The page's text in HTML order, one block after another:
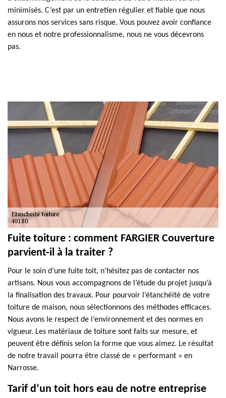
minimisés. C’est par un entretien régulier et fiable que nous
assurons nos services sans risque. Vous pouvez avoir confiance
en nous et notre professionnalisme, nous ne vous décevrons
pas.
Fuite toiture : comment FARGIER Couverture
parvient-il à la traiter ?
Pour le soin d’une fuite toit, n’hésitez pas de contacter nos
artisans. Nous vous accompagnons de l’étude du projet jusqu’à
la finalisation des travaux. Pour pourvoir l’étanchéité de votre
toiture de maison, nous sélectionnons des méthodes efficaces.
Nous avons le respect de l’environnement et des normes en
vigueur. Les matériaux de toiture sont faits sur mesure, et
peuvent être définis selon la forme que vous aimez. Le résultat
de notre travail pourra être classé de « performant » en
Narrosse.
Tarif d’un toit hors eau de notre entreprise